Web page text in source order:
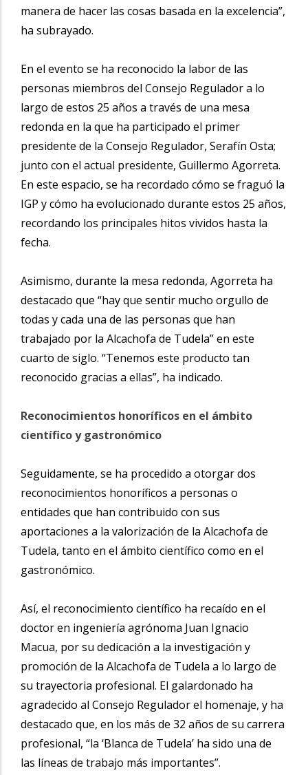
manera de hacer las cosas basada en la excelencia”,
ha subrayado.
En el evento se ha reconocido la labor de las
personas miembros del Consejo Regulador a lo
largo de estos 25 años a través de una mesa
redonda en la que ha participado el primer
presidente de la Consejo Regulador, Serafín Osta;
junto con el actual presidente, Guillermo Agorreta.
En este espacio, se ha recordado cómo se fraguó la
IGP y cómo ha evolucionado durante estos 25 años,
recordando los principales hitos vividos hasta la
fecha.
Asimismo, durante la mesa redonda, Agorreta ha
destacado que “hay que sentir mucho orgullo de
todas y cada una de las personas que han
trabajado por la Alcachofa de Tudela” en este
cuarto de siglo. “Tenemos este producto tan
reconocido gracias a ellas”, ha indicado.
Reconocimientos honoríficos en el ámbito
científico y gastronómico
Seguidamente, se ha procedido a otorgar dos
reconocimientos honoríficos a personas o
entidades que han contribuido con sus
aportaciones a la valorización de la Alcachofa de
Tudela, tanto en el ámbito científico como en el
gastronómico.
Así, el reconocimiento científico ha recaído en el
doctor en ingeniería agrónoma Juan Ignacio
Macua, por su dedicación a la investigación y
promoción de la Alcachofa de Tudela a lo largo de
su trayectoria profesional. El galardonado ha
agradecido al Consejo Regulador el homenaje, y ha
destacado que, en los más de 32 años de su carrera
profesional, “la ‘Blanca de Tudela’ ha sido una de
las líneas de trabajo más importantes”.